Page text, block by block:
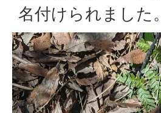
名付けられました。